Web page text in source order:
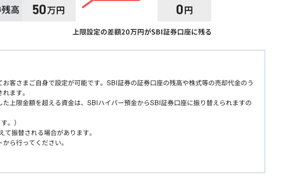
客さまご自身で設定が可能です。SBI証券の証券口座の残高や株式等の売却代金のう
ます。
上限金額を超える資金は、SBIハイパー預金からSBI証券口座に振り替えられますの
。）
振替される場合があります。
ら行ってください。